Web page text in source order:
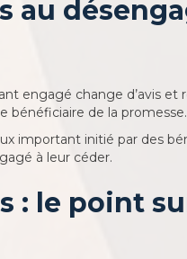
au
engagé change d’avis et
bénéficiaire de la promesse.
important initié par des
à leur céder.
: le point